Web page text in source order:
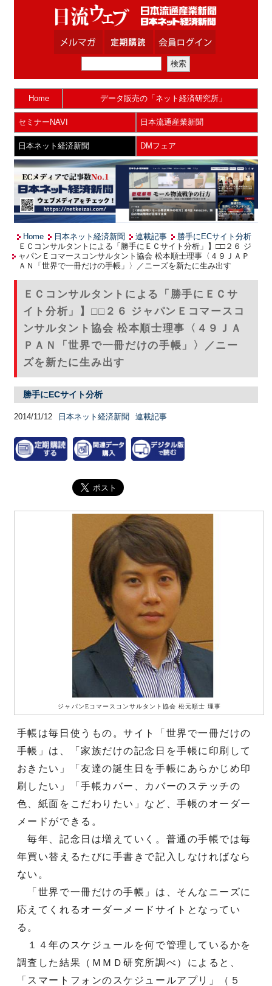
Home データ販売の「ネット経済研究所」
セミナーNAVI 日本流通産業新聞
日本ネット経済新聞 DMフェア
Home 日本ネット経済新聞 連載記事
勝手にECサイト分析
ＥＣコンサルタントによる「勝手にＥＣサイト分析」】□□２６ ジ
ャパンＥコマースコンサルタント協会 松本順士理事〈４９ＪＡＰ
ＡＮ「世界で一冊だけの手帳」〉／ニーズを新たに生み出す
ＥＣコンサルタントによる「勝手にＥＣサ
イト分析」】□□２６ ジャパンＥコマースコ
ンサルタント協会 松本順士理事〈４９ＪＡ
ＰＡＮ「世界で一冊だけの手帳」〉／ニー
ズを新たに生み出す
勝手にECサイト分析
2014/11/12 日本ネット経済新聞 連載記事
ジャパンEコマースコンサルタント協会 松元順士 理事
手帳は毎日使うもの。サイト「世界で一冊だけの
手帳」は、「家族だけの記念日を手帳に印刷して
おきたい」「友達の誕生日を手帳にあらかじめ印
刷したい」「手帳カバー、カバーのステッチの
色、紙面をこだわりたい」など、手帳のオーダー
メードができる。
毎年、記念日は増えていく。普通の手帳では毎
年買い替えるたびに手書きで記入しなければなら
ない。
「世界で一冊だけの手帳」は、そんなニーズに
応えてくれるオーダーメードサイトとなってい
る。
１４年のスケジュールを何で管理しているかを
調査した結果（ＭＭＤ研究所調べ）によると、
「スマートフォンのスケジュールアプリ」（５